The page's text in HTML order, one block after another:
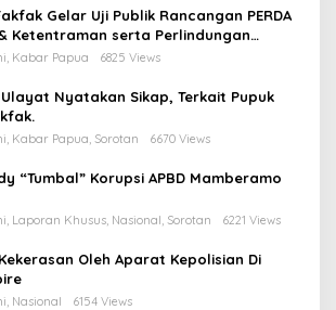
Gelar Uji Publik Rancangan PERDA
Ketentraman serta Perlindungan
Kabar Papua 6825 Views
Ulayat Nyatakan Sikap, Terkait Pupuk
Kabar Papua, Sorotan 6670 Views
“Tumbal” Korupsi APBD Mamberamo
Laporan Khusus, Nasional, Sorotan 6221 Views
Oleh Aparat Kepolisian Di
Nasional 6154 Views